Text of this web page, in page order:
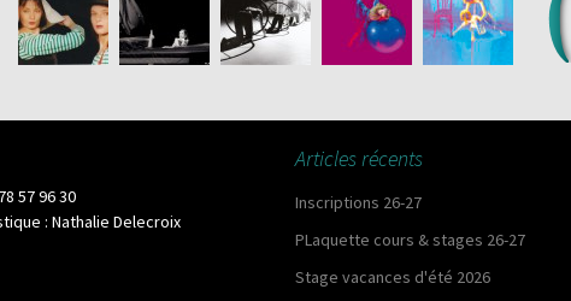
57 96 30
: Nathalie Delecroix
Articles récents
Inscriptions 26-27
PLaquette cours & stages 26-27
Stage vacances d'été 2026